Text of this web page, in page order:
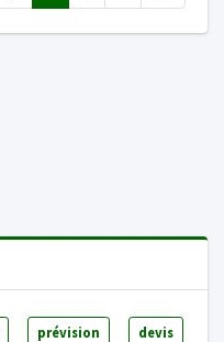
prévision devis